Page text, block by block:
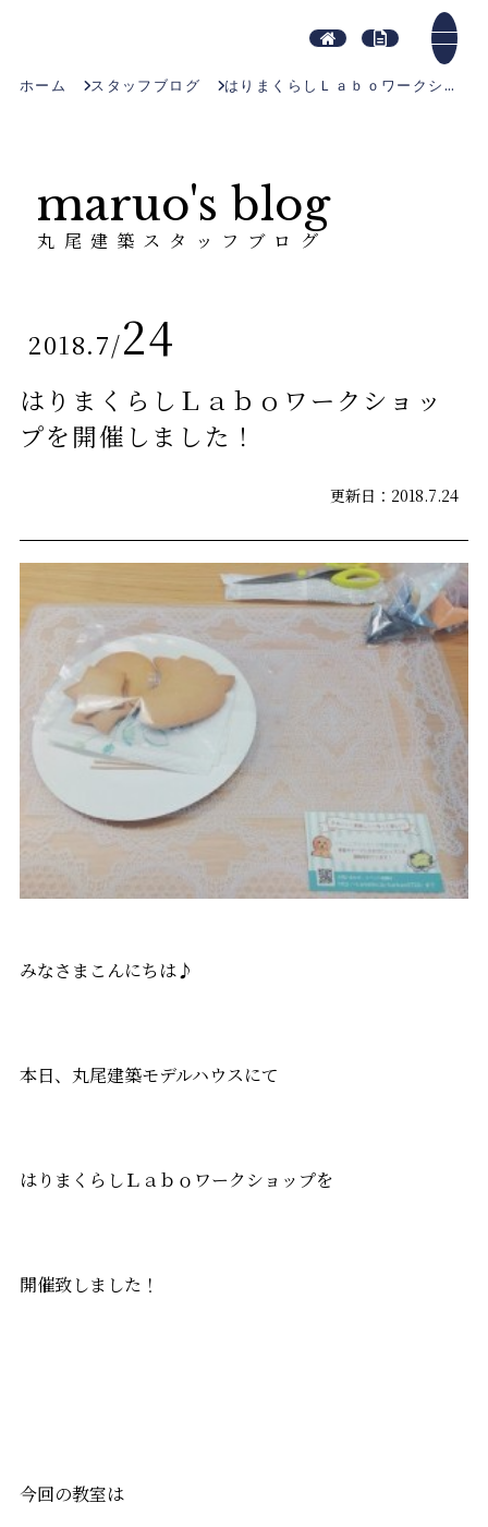
ホーム スタッフブログ はりまくらしＬａｂｏワークショップを開催しました！
maruo's blog
丸尾建築スタッフブログ
2018.7/24
はりまくらしＬａｂｏワークショッ
プを開催しました！
更新日：2018.7.24
みなさまこんにちは♪
本日、丸尾建築モデルハウスにて
はりまくらしＬａｂｏワークショップを
開催致しました！
今回の教室は